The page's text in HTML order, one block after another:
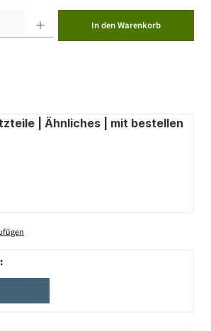
In den Warenkorb
| Ähnliches | mit bestellen